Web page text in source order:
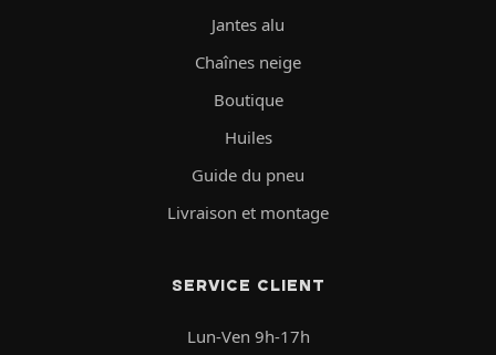
Jantes alu
Chaînes neige
Boutique
Huiles
Guide du pneu
Livraison et montage
SERVICE CLIENT
Lun-Ven 9h-17h